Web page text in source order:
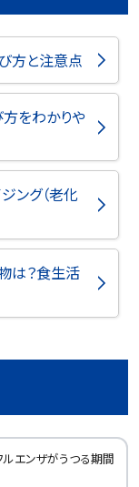
方と注意点
をわかりや
ング（老化
は？食生活
エンザがうつる期間